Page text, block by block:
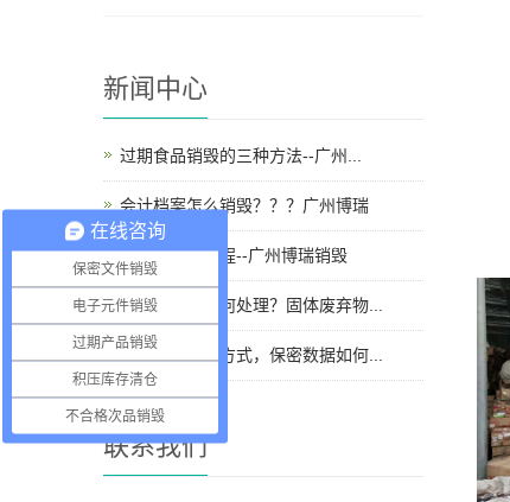
新闻中心
过期食品销毁的三种方法--广州...
会计档案怎么销毁？？？广州博瑞
化妆品销毁流程--广州博瑞销毁
固体废弃物如何处理？固体废弃物...
保密文件销毁方式，保密数据如何...
联系我们
在线咨询
保密文件销毁
电子元件销毁
过期产品销毁
积压库存清仓
不合格次品销毁